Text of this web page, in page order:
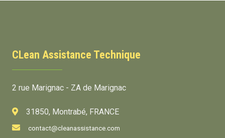
CLean Assistance Technique
2 rue Marignac - ZA de Marignac
31850, Montrabé, FRANCE
contact@cleanassistance.com